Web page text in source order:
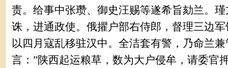
责。给事中张瓒、御史汪赐等遂希旨劾兰。
诛，进通政使。俄擢户部右侍郎，督理三边
以四月寇乱移驻汉中。全洁套有警，乃命兰
言：”陕西起运粮草，数为大户侵牟，请委官